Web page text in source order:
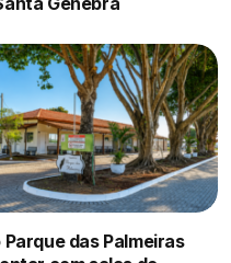
das Palmeiras